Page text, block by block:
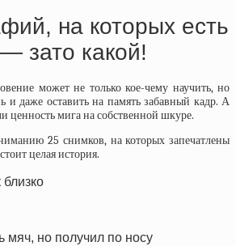
на которых есть
зато какой!
может не только кое-чему научить, но
и даже оставить на память забавный кадр. А
ценность мига на собственной шкуре.
25 снимков, на которых запечатлены
целая история.
мяч, но получил по носу